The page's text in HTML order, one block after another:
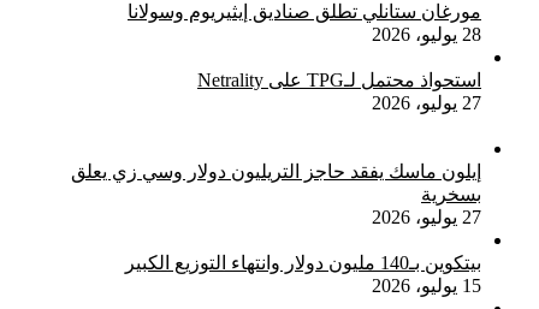
مورغان ستانلي تطلق صناديق إيثيريوم وسولانا
28 يوليو، 2026
استحواذ محتمل لـTPG على Netrality
27 يوليو، 2026
إيلون ماسك يفقد حاجز التريليون دولار وسي زي يعلق
بسخرية
27 يوليو، 2026
بيتكوين بـ140 مليون دولار وانتهاء التوزيع الكبير
15 يوليو، 2026